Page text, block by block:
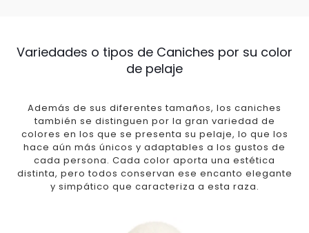
Variedades o tipos de Caniches por su color
de pelaje
Además de sus diferentes tamaños, los caniches
también se distinguen por la gran variedad de
colores en los que se presenta su pelaje, lo que los
hace aún más únicos y adaptables a los gustos de
cada persona. Cada color aporta una estética
distinta, pero todos conservan ese encanto elegante
y simpático que caracteriza a esta raza.